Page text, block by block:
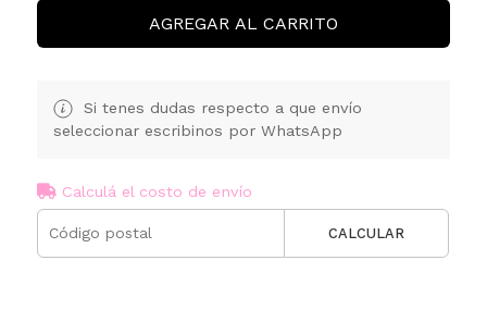
AGREGAR AL CARRITO
Si tenes dudas respecto a que envío
seleccionar escribinos por WhatsApp
Calculá el costo de envío
CALCULAR